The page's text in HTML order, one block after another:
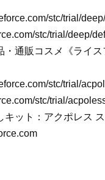
stc/trial/
stc/trial/deep/
・通販コスメ《ライ
stc/trial/
stc/trial/
キット：アクポレス